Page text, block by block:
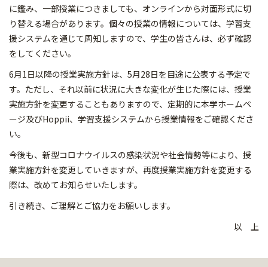
に鑑み、一部授業につきましても、オンラインから対面形式に切
り替える場合があります。個々の授業の情報については、学習支
援システムを通じて周知しますので、学生の皆さんは、必ず確認
をしてください。
6月1日以降の授業実施方針は、5月28日を目途に公表する予定で
す。ただし、それ以前に状況に大きな変化が生じた際には、授業
実施方針を変更することもありますので、定期的に本学ホームペ
ージ及びHoppii、学習支援システムから授業情報をご確認くださ
い。
今後も、新型コロナウイルスの感染状況や社会情勢等により、授
業実施方針を変更していきますが、再度授業実施方針を変更する
際は、改めてお知らせいたします。
引き続き、ご理解とご協力をお願いします。
以 上